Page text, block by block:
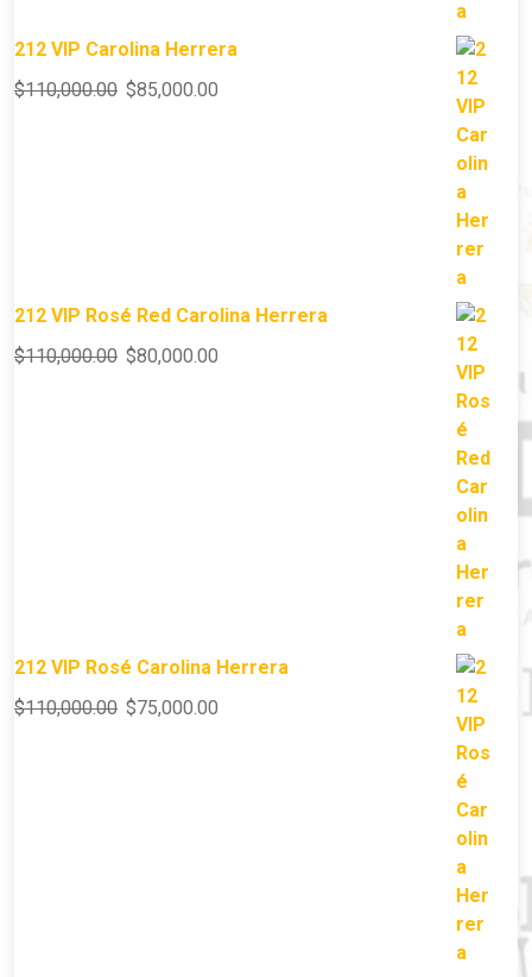
212 VIP Carolina Herrera
$110,000.00 $85,000.00
212 VIP Rosé Red Carolina Herrera
$110,000.00 $80,000.00
212 VIP Rosé Carolina Herrera
$110,000.00 $75,000.00